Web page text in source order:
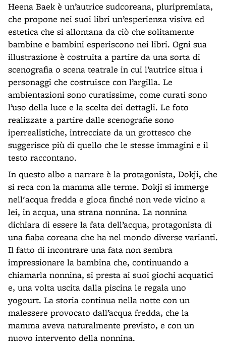
Heena Baek è un’autrice sudcoreana, pluripremiata,
che propone nei suoi libri un’esperienza visiva ed
estetica che si allontana da ciò che solitamente
bambine e bambini esperiscono nei libri. Ogni sua
illustrazione è costruita a partire da una sorta di
scenografia o scena teatrale in cui l’autrice situa i
personaggi che costruisce con l’argilla. Le
ambientazioni sono curatissime, come curati sono
l’uso della luce e la scelta dei dettagli. Le foto
realizzate a partire dalle scenografie sono
iperrealistiche, intrecciate da un grottesco che
suggerisce più di quello che le stesse immagini e il
testo raccontano.
In questo albo a narrare è la protagonista, Dokji, che
si reca con la mamma alle terme. Dokji si immerge
nell'acqua fredda e gioca finché non vede vicino a
lei, in acqua, una strana nonnina. La nonnina
dichiara di essere la fata dell’acqua, protagonista di
una fiaba coreana che ha nel mondo diverse varianti.
Il fatto di incontrare una fata non sembra
impressionare la bambina che, continuando a
chiamarla nonnina, si presta ai suoi giochi acquatici
e, una volta uscita dalla piscina le regala uno
yogourt. La storia continua nella notte con un
malessere provocato dall’acqua fredda, che la
mamma aveva naturalmente previsto, e con un
nuovo intervento della nonnina.